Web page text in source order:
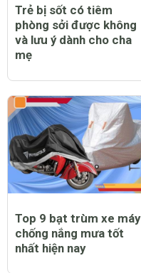
Trẻ bị sốt có tiêm
phòng sởi được không
và lưu ý dành cho cha
mẹ
Top 9 bạt trùm xe máy
chống nắng mưa tốt
nhất hiện nay